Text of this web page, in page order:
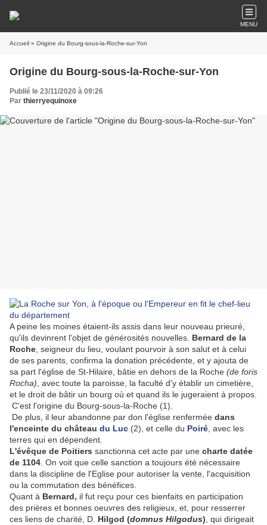
MENU
Accueil » Origine du Bourg-sous-la-Roche-sur-Yon
Origine du Bourg-sous-la-Roche-sur-Yon
Publié le 23/11/2020 à 09:26
Par thierryequinoxe
A peine les moines étaient-ils assis dans leur nouveau prieuré,
qu'ils devinrent l'objet de générosités nouvelles. Bernard de la
Roche , seigneur du lieu, voulant pourvoir à son salut et à celui
de ses parents, confirma la donation précédente, et y ajouta de
sa part l'église de St-Hilaire, bâtie en dehors de la Roche (de foris
Rocha) , avec toute la paroisse, la faculté d'y établir un cimetière,
et le droit de bâtir un bourg où et quand ils le jugeraient à propos.
C'est l'origine du Bourg-sous-la-Roche (1).
De plus, il leur abandonne par don l'église renfermée dans
l'enceinte du château du Luc (2), et celle du Poiré , avec les
terres qui en dépendent.
L'évêque de Poitiers sanctionna cet acte par une charte datée
de 1104 . On voit que celle sanction a toujours été nécessaire
dans la discipline de l'Eglise pour autoriser la vente, l'acquisition
ou la commutation des bénéfices.
Quant à Bernard, il fut reçu pour ces bienfaits en participation
des prières et bonnes oeuvres des religieux, et, pour resserrer
ces liens de charité, D. Hilgod (domnus Hilgodus) , qui dirigeait